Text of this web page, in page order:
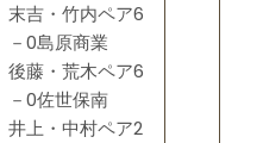
末吉・竹内ペア6
－0島原商業
後藤・荒木ペア6
－0佐世保南
井上・中村ペア2